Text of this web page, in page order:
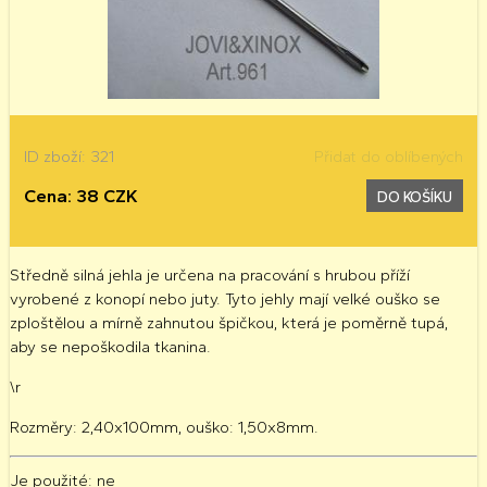
ID zboží: 321 Přidat do oblíbených
Cena: 38 CZK DO KOŠÍKU
Středně silná jehla je určena na pracování s hrubou příží
vyrobené z konopí nebo juty. Tyto jehly mají velké ouško se
zploštělou a mírně zahnutou špičkou, která je poměrně tupá,
aby se nepoškodila tkanina.
\r
Rozměry: 2,40x100mm, ouško: 1,50x8mm.
Je použité: ne